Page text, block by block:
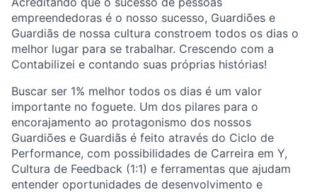
empreendedoras é o nosso sucesso, Guardiões e
Guardiãs de nossa cultura constroem todos os dias o
melhor lugar para se trabalhar. Crescendo com a
Contabilizei e contando suas próprias histórias!
Buscar ser 1% melhor todos os dias é um valor
importante no foguete. Um dos pilares para o
encorajamento ao protagonismo dos nossos
Guardiões e Guardiãs é feito através do Ciclo de
Performance, com possibilidades de Carreira em Y,
Cultura de Feedback (1:1) e ferramentas que ajudam
entender oportunidades de desenvolvimento e